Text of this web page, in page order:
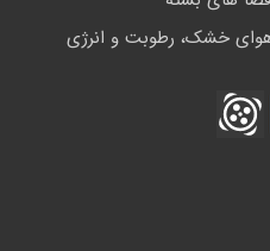
هوای خشک، رطوبت و انرژی